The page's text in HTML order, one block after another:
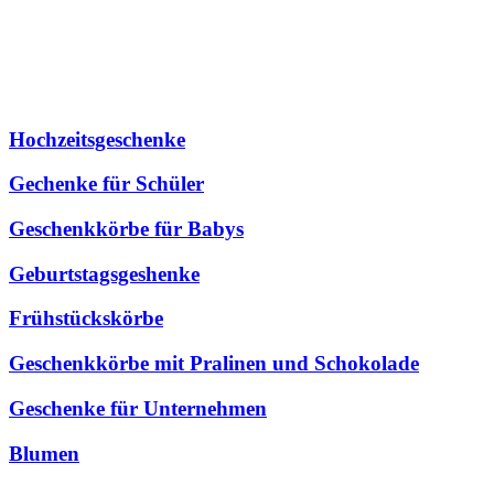
Hochzeitsgeschenke
Gechenke für Schüler
Geschenkkörbe für Babys
Geburtstagsgeshenke
Frühstückskörbe
Geschenkkörbe mit Pralinen und Schokolade
Geschenke für Unternehmen
Blumen